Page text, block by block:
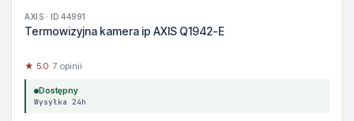
AXIS · ID 44991
Termowizyjna kamera ip AXIS Q1942-E
★ 5.0· 7 opinii
Dostępny
Wysyłka 24h